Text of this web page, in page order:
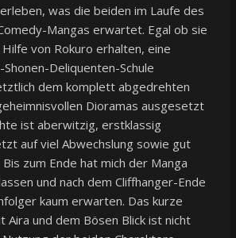
was die beiden im Laufe des
Mangas erwartet. Egal ob sie
von Rokuro erhalten, eine
Deliquenten-Schule
dem komplett abgedrehten
Dioramas ausgesetzt
ist aberwitzig, erstklassig
auf viel Abwechslung sowie gut
zum Ende hat mich der Manga
und nach dem Cliffhanger-Ende
kaum erwarten. Das kurze
Aira und dem Bösen Blick ist nicht